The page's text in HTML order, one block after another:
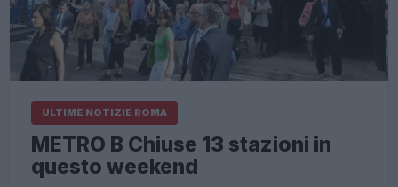
ULTIME NOTIZIE ROMA
METRO B Chiuse 13 stazioni in
questo weekend